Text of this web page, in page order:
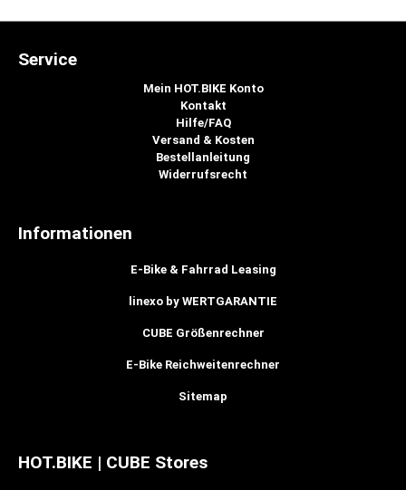
Service
Mein HOT.BIKE Konto
Kontakt
Hilfe/FAQ
Versand & Kosten
Bestellanleitung
Widerrufsrecht
Informationen
E-Bike & Fahrrad Leasing
linexo by WERTGARANTIE
CUBE Größenrechner
E-Bike Reichweitenrechner
Sitemap
HOT.BIKE | CUBE Stores